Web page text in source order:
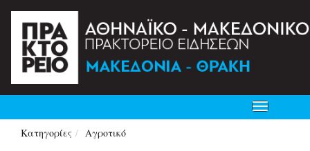
Toggle
navigation
Κατηγορίες
Αγροτικό